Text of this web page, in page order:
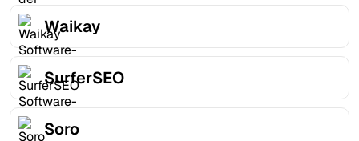
Waikay
SurferSEO
Soro